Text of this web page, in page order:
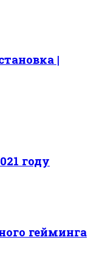
|
году
гейминга